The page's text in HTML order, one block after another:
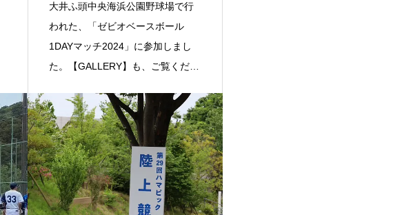
大井ふ頭中央海浜公園野球場で行
われた、「ゼビオベースボール
1DAYマッチ2024」に参加しまし
た。【GALLERY】も、ご覧くださ